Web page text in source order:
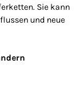
Sie kann
und neue